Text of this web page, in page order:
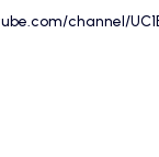
channel/